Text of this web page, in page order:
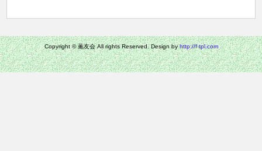
Copyright © 薫友会 All rights Reserved. Design byhttp://f-tpl.com